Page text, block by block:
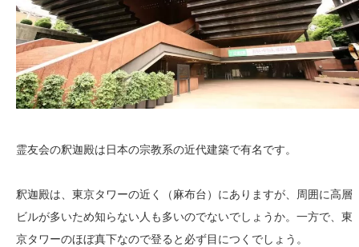
霊友会の釈迦殿は日本の宗教系の近代建築で有名です。
釈迦殿は、東京タワーの近く（麻布台）にありますが、周囲に高層
ビルが多いため知らない人も多いのでないでしょうか。一方で、東
京タワーのほぼ真下なので登ると必ず目につくでしょう。